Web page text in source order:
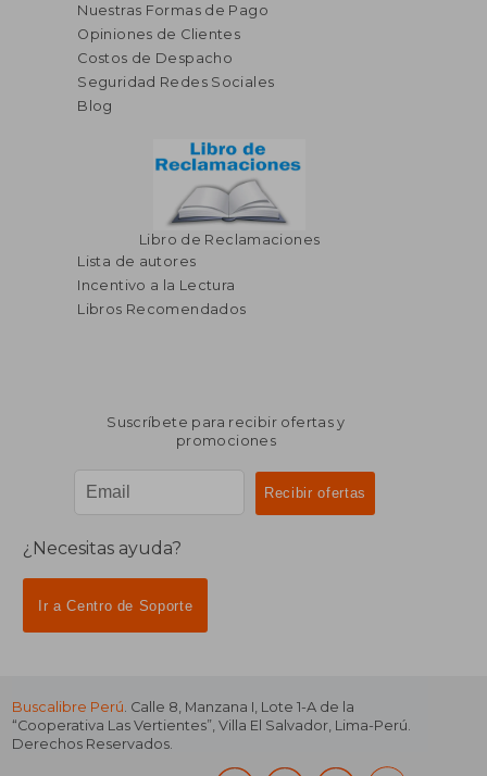
Nuestras Formas de Pago
Opiniones de Clientes
Costos de Despacho
Seguridad Redes Sociales
Blog
Libro de Reclamaciones
Lista de autores
Incentivo a la Lectura
Libros Recomendados
Suscríbete para recibir ofertas y
promociones
¿Necesitas ayuda?
Ir a Centro de Soporte
Buscalibre Perú. Calle 8, Manzana I, Lote 1-A de la
“Cooperativa Las Vertientes”, Villa El Salvador, Lima-Perú.
Derechos Reservados.